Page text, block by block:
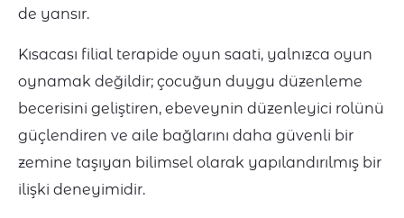
de yansır.
Kısacası filial terapide oyun saati, yalnızca oyun
oynamak değildir; çocuğun duygu düzenleme
becerisini geliştiren, ebeveynin düzenleyici rolünü
güçlendiren ve aile bağlarını daha güvenli bir
zemine taşıyan bilimsel olarak yapılandırılmış bir
ilişki deneyimidir.